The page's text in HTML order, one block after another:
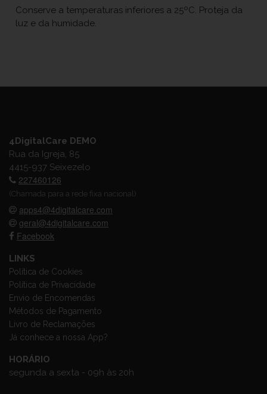
Conserve a temperaturas inferiores a 25ºC. Proteja da
luz e da humidade.
4DigitalCare DEMO
Rua da Igreja, 85
4415-937 Seixezelo
227460126
(Chamada para a rede fixa nacional)
apps4@4digitalcare.com
geral@4digitalcare.com
Facebook
LINKS
Política de Cookies
Política de Privacidade
Envio de Encomendas
Métodos de Pagamento
Livro de Reclamações
Já conhece a nossa App?
HORÁRIO
segunda a sexta - 09h às 20h